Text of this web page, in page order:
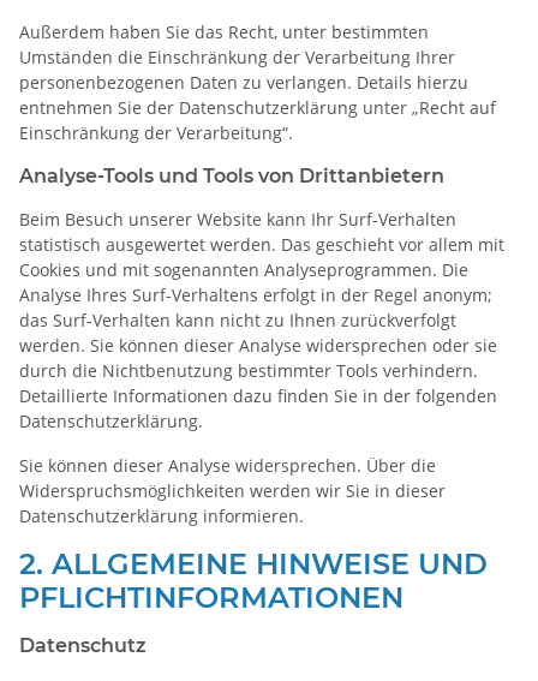
Außerdem haben Sie das Recht, unter bestimmten
Umständen die Einschränkung der Verarbeitung Ihrer
personenbezogenen Daten zu verlangen. Details hierzu
entnehmen Sie der Datenschutzerklärung unter „Recht auf
Einschränkung der Verarbeitung“.
Analyse-Tools und Tools von Drittanbietern
Beim Besuch unserer Website kann Ihr Surf-Verhalten
statistisch ausgewertet werden. Das geschieht vor allem mit
Cookies und mit sogenannten Analyseprogrammen. Die
Analyse Ihres Surf-Verhaltens erfolgt in der Regel anonym;
das Surf-Verhalten kann nicht zu Ihnen zurückverfolgt
werden. Sie können dieser Analyse widersprechen oder sie
durch die Nichtbenutzung bestimmter Tools verhindern.
Detaillierte Informationen dazu finden Sie in der folgenden
Datenschutzerklärung.
Sie können dieser Analyse widersprechen. Über die
Widerspruchsmöglichkeiten werden wir Sie in dieser
Datenschutzerklärung informieren.
2. ALLGEMEINE HINWEISE UND
PFLICHTINFORMATIONEN
Datenschutz